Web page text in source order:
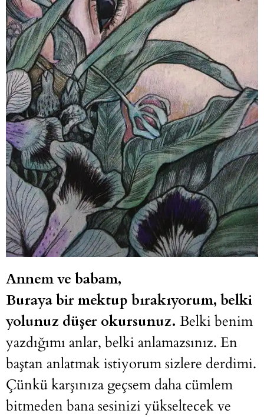
Annem ve babam,
Buraya bir mektup bırakıyorum, belki
yolunuz düşer okursunuz. Belki benim
yazdığımı anlar, belki anlamazsınız. En
baştan anlatmak istiyorum sizlere derdimi.
Çünkü karşınıza geçsem daha cümlem
bitmeden bana sesinizi yükseltecek ve